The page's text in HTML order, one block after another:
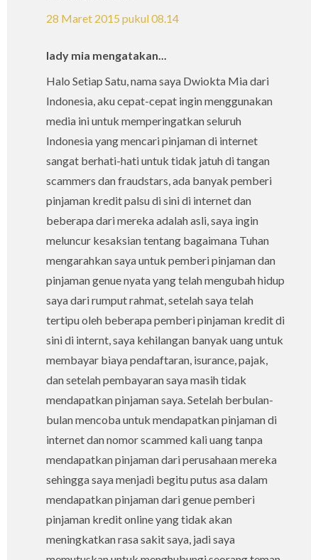
28 Maret 2015 pukul 08.14
lady mia mengatakan...
Halo Setiap Satu, nama saya Dwiokta Mia dari
Indonesia, aku cepat-cepat ingin menggunakan
media ini untuk memperingatkan seluruh
Indonesia yang mencari pinjaman di internet
sangat berhati-hati untuk tidak jatuh di tangan
scammers dan fraudstars, ada banyak pemberi
pinjaman kredit palsu di sini di internet dan
beberapa dari mereka adalah asli, saya ingin
meluncur kesaksian tentang bagaimana Tuhan
mengarahkan saya untuk pemberi pinjaman dan
pinjaman genue nyata yang telah mengubah hidup
saya dari rumput rahmat, setelah saya telah
tertipu oleh beberapa pemberi pinjaman kredit di
sini di internt, saya kehilangan banyak uang untuk
membayar biaya pendaftaran, isurance, pajak,
dan setelah pembayaran saya masih tidak
mendapatkan pinjaman saya. Setelah berbulan-
bulan mencoba untuk mendapatkan pinjaman di
internet dan nomor scammed kali uang tanpa
mendapatkan pinjaman dari perusahaan mereka
sehingga saya menjadi begitu putus asa dalam
mendapatkan pinjaman dari genue pemberi
pinjaman kredit online yang tidak akan
meningkatkan rasa sakit saya, jadi saya